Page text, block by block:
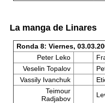
La manga de Linares
Ronda 8: Viernes,
Peter Leko
Veselin Topalov
Vassily Ivanchuk
Teimour
Radjabov